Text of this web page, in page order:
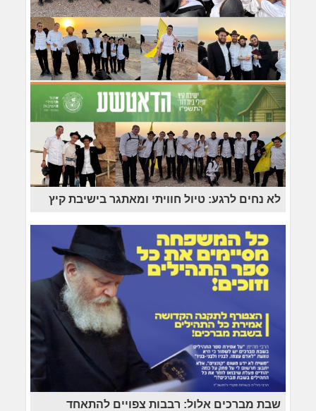
לא נחים לרגע: טיול חוויתי ומאתגר בישיבת קיץ
שבת מברכים אלול: רבבות צפויים להתאחד